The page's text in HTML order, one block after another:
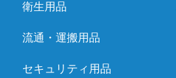
衛生用品
流通・運搬用品
セキュリティ用品